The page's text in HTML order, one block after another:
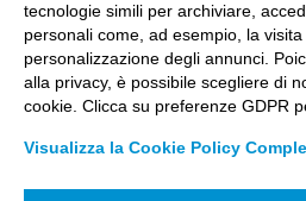
Registro Imprese Biella C. F. e
R.E.A. CCIAA BI n. 142579 –
PEC:
tecnologie simili per archiviare,
personali come, ad esempio, la
personalizzazione degli annunci.
alla privacy, è possibile scegliere di
cookie. Clicca su preferenze GDPR
Visualizza la Cookie Policy